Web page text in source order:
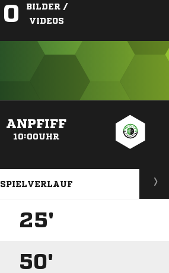
0
BILDER /
VIDEOS
ANPFIFF
10:00UHR
SPIELVERLAUF
25'
50'